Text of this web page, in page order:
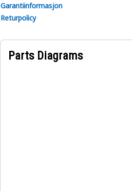
Garantiinformasjon
Returpolicy
Parts Diagrams